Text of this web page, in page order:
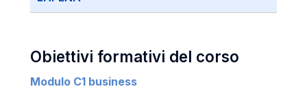
Obiettivi formativi del corso
Modulo C1 business